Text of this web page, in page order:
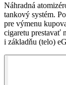
Náhradná
tankový systém.
pre výmenu
cigaretu prestavať
i základňu (telo)